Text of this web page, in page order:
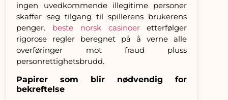
ingen uvedkommende illegitime personer
skaffer seg tilgang til spillerens brukerens
penger. beste norsk casinoeretterfølger
rigorose regler beregnet på å verne alle
overføringer mot fraud pluss
personrettighetsbrudd.
Papirer som blir nødvendig for
bekreftelse